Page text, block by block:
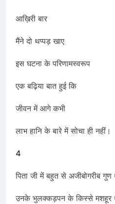
आख़िरी बार
मैंने दो थप्पड़ खाए
इस घटना के परिणामस्वरूप
एक बढ़िया बात हुई कि
जीवन में आगे कभी
लाभ हानि के बारे में सोचा ही नहीं।
4
पिता जी में बहुत से अजीबोगरीब
उनके भुलक्कड़पन के किस्से मशहूर